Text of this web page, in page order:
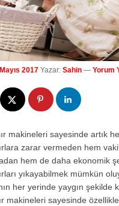
2017 Yazar: Sahin — Yorum
makineleri sayesinde artık
zarar vermeden hem
hem de daha ekonomik
yıkayabilmek mümkün
her yerinde yaygın şekilde
makineleri sayesinde